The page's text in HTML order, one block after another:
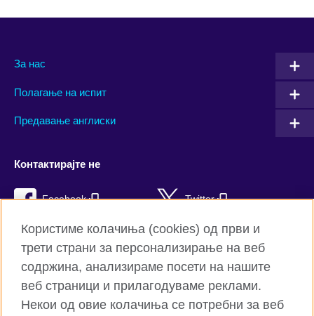
За нас
Полагање на испит
Предавање англиски
Контактирајте не
Facebook Twitter
YouTube Flickr
Користиме колачиња (cookies) од први и
трети страни за персонализирање на веб
содржина, анализираме посети на нашите
веб страници и прилагодуваме реклами.
Некои од овие колачиња се потребни за веб